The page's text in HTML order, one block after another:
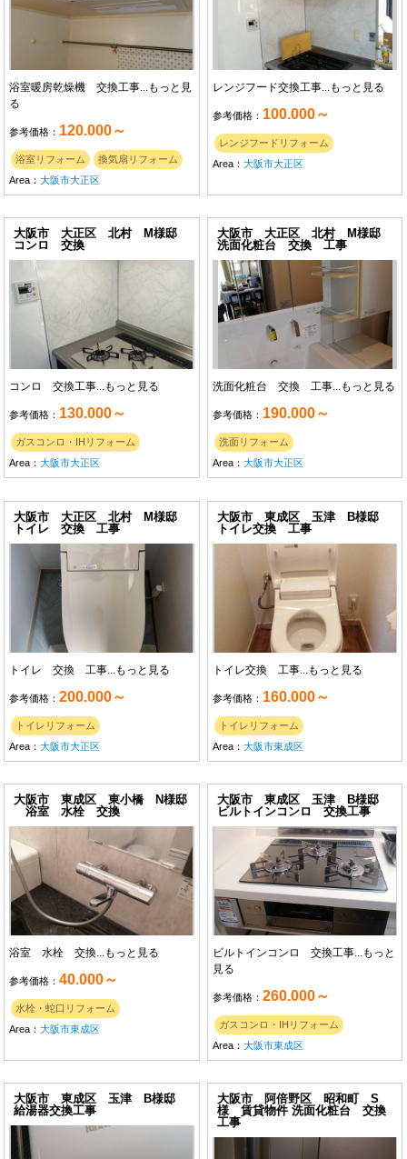
浴室暖房乾燥機 交換工事...
もっと見
る
参考価格： 120.000～
浴室リフォーム
換気扇リフォーム
Area：大阪市大正区
レンジフード交換工事... もっと見る
参考価格： 100.000～
レンジフードリフォーム
Area：大阪市大正区
大阪市 大正区 北村 M様邸
コンロ 交換
コンロ 交換工事...もっと見る
参考価格： 130.000～
ガスコンロ・IHリフォーム
Area：大阪市大正区
大阪市 大正区 北村 M様邸
洗面化粧台 交換 工事
洗面化粧台 交換 工事...もっと見る
参考価格： 190.000～
洗面リフォーム
Area：大阪市大正区
大阪市 大正区 北村 M様邸
トイレ 交換 工事
トイレ 交換 工事... もっと見る
参考価格：200.000～
トイレリフォーム
Area：大阪市大正区
大阪市 東成区 玉津 B様邸
トイレ交換 工事
トイレ交換 工事... もっと見る
参考価格： 160.000～
トイレリフォーム
Area：大阪市東成区
大阪市 東成区 東小橋 N様邸
浴室 水栓 交換
浴室 水栓 交換...もっと見る
参考価格：40.000～
水栓・蛇口リフォーム
Area：大阪市東成区
大阪市 東成区 玉津 B様邸
ビルトインコンロ 交換工事
ビルトインコンロ 交換工事...もっと
見る
参考価格：260.000～
ガスコンロ・IHリフォーム
Area：大阪市東成区
大阪市 東成区 玉津 B様邸
給湯器交換工事
大阪市 阿倍野区 昭和町 S
様 賃貸物件 洗面化粧台 交換
工事